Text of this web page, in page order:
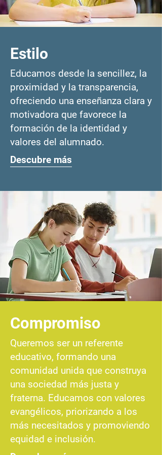
Estilo
Educamos desde la sencillez, la
proximidad y la transparencia,
ofreciendo una enseñanza clara y
motivadora que favorece la
formación de la identidad y
valores del alumnado.
Descubre más
Compromiso
Queremos ser un referente
educativo, formando una
comunidad unida que construya
una sociedad más justa y
fraterna. Educamos con valores
evangélicos, priorizando a los
más necesitados y promoviendo
equidad e inclusión.